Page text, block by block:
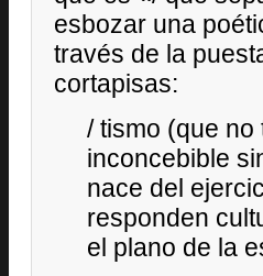
esbozar una
través de la
cortapisas:
/ tismo (que
inconcebible
nace del
responden
el plano de la